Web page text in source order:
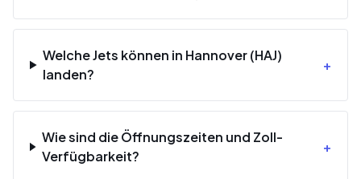
Welche Jets können in Hannover (HAJ)
landen?
+
Wie sind die Öffnungszeiten und Zoll-
Verfügbarkeit?
+